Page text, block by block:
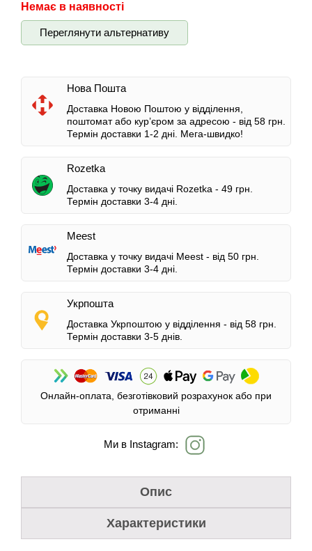
Немає в наявності
Переглянути альтернативу
Нова Пошта
Доставка Новою Поштою у відділення,
поштомат або кур’єром за адресою - від 58 грн.
Термін доставки 1-2 дні. Мега-швидко!
Rozetka
Доставка у точку видачі Rozetka - 49 грн.
Термін доставки 3-4 дні.
Meest
Доставка у точку видачі Meest - від 50 грн.
Термін доставки 3-4 дні.
Укрпошта
Доставка Укрпоштою у відділення - від 58 грн.
Термін доставки 3-5 днів.
Онлайн-оплата, безготівковий розрахунок або при
отриманні
Ми в Instagram:
Опис
Характеристики